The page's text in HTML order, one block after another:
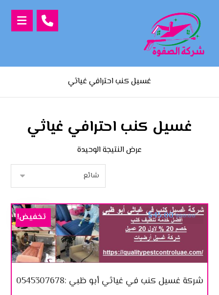
غسيل كنب احترافي غياثي
غسيل كنب احترافي غياثي
عرض النتيجة الوحيدة
شركة غسيل كنب في غياثي أبو ظبي :0545307678
$60.00
$45.00 تخفيض!